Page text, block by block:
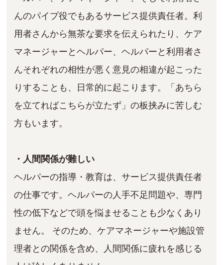
んのパイプ役でもあるサービス提供責任者。利
用者さんから無茶な要求を伝えられたり、ケア
マネージャーとヘルパー、ヘルパーと利用者さ
んそれぞれの相性が悪く意見の相違が起こった
りすることも、日常的に起こります。「あちら
を立てればこちらが立たず」の板挟みに苦しむ
方もいます。
・人間関係が難しい
ヘルパーの指導・教育は、サービス提供責任者
の仕事です。ヘルパーの人手不足問題や、専門
性の低下などで頭を悩ませることも少なくあり
ません。 そのため、ケアマネージャーや施設管
理者との関係を含め、人間関係に疲れを感じる